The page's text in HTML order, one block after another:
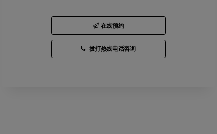
在线预约
拨打热线电话咨询